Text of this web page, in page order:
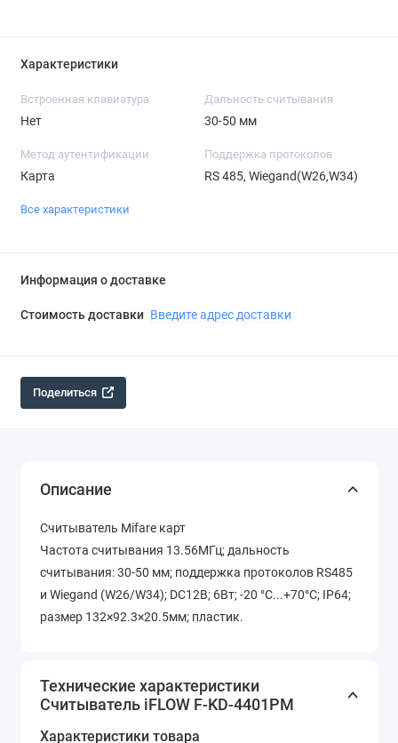
Характеристики
Встроенная клавиатура
Нет
Дальность считывания
30-50 мм
Метод аутентификации
Карта
Поддержка протоколов
RS 485, Wiegand(W26,W34)
Все характеристики
Информация о доставке
Стоимость доставки Введите адрес доставки
Поделиться
Описание
Считыватель Mifare карт
Частота считывания 13.56МГц; дальность
считывания: 30-50 мм; поддержка протоколов RS485
и Wiegand (W26/W34); DC12В; 6Вт; -20 °C...+70°C; IP64;
размер 132×92.3×20.5мм; пластик.
Технические характеристики
Считыватель iFLOW F-KD-4401PM
Характеристики товара